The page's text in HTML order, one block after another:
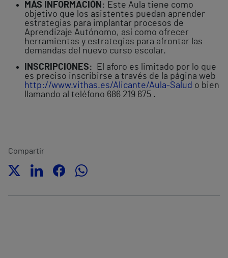
MÁS INFORMACIÓN: Este Aula tiene como
objetivo que los asistentes puedan aprender
estrategias para implantar procesos de
Aprendizaje Autónomo, así como ofrecer
herramientas y estrategias para afrontar las
demandas del nuevo curso escolar.
INSCRIPCIONES:
El aforo es limitado por lo que
es preciso inscribirse a través de la página web
http://www.vithas.es/Alicante/Aula-Salud o bien
llamando al teléfono 686 219 675 .
Compartir